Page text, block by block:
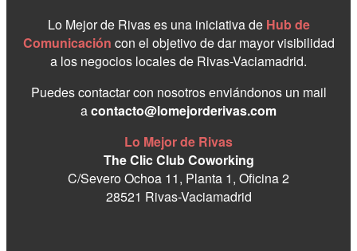
Lo Mejor de Rivas es una iniciativa de Hub de
Comunicación con el objetivo de dar mayor visibilidad
a los negocios locales de Rivas-Vaciamadrid.
Puedes contactar con nosotros enviándonos un mail
acontacto@lomejorderivas.com
Lo Mejor de Rivas
The Clic Club Coworking
C/Severo Ochoa 11, Planta 1, Oficina 2
28521 Rivas-Vaciamadrid